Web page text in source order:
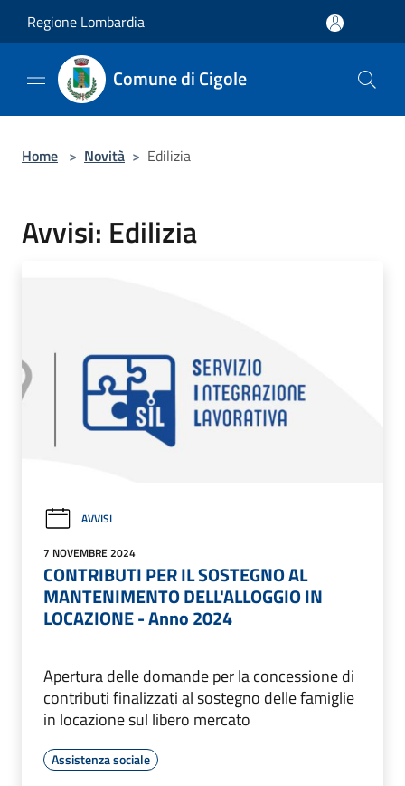
Regione Lombardia
Comune di Cigole
Home > Novità > Edilizia
Avvisi: Edilizia
AVVISI
7 NOVEMBRE 2024
CONTRIBUTI PER IL SOSTEGNO AL
MANTENIMENTO DELL'ALLOGGIO IN
LOCAZIONE - Anno 2024
Apertura delle domande per la concessione di
contributi finalizzati al sostegno delle famiglie
in locazione sul libero mercato
Assistenza sociale